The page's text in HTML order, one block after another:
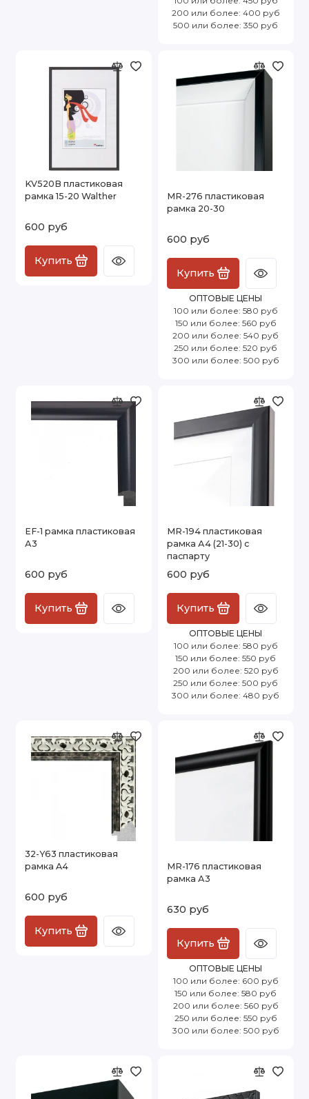
200 или более: 400 руб
500 или более: 350 руб
KV520B пластиковая
рамка 15-20 Walther
600 руб
Купить
MR-276 пластиковая
рамка 20-30
600 руб
Купить
ОПТОВЫЕ ЦЕНЫ
100 или более: 580 руб
150 или более: 560 руб
200 или более: 540 руб
250 или более: 520 руб
300 или более: 500 руб
EF-1 рамка пластиковая
А3
600 руб
Купить
MR-194 пластиковая
рамка А4 (21-30) с
паспарту
600 руб
Купить
ОПТОВЫЕ ЦЕНЫ
100 или более: 580 руб
150 или более: 550 руб
200 или более: 520 руб
250 или более: 500 руб
300 или более: 480 руб
32-Y63 пластиковая
рамка A4
600 руб
Купить
MR-176 пластиковая
рамка А3
630 руб
Купить
ОПТОВЫЕ ЦЕНЫ
100 или более: 600 руб
150 или более: 580 руб
200 или более: 560 руб
250 или более: 550 руб
300 или более: 500 руб